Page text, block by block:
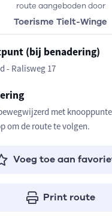
route aangeboden door
Toerisme Tielt-Winge
(bij benadering)
- Ralisweg 17
met
om de route te volgen.
Voeg toe aan
Print route